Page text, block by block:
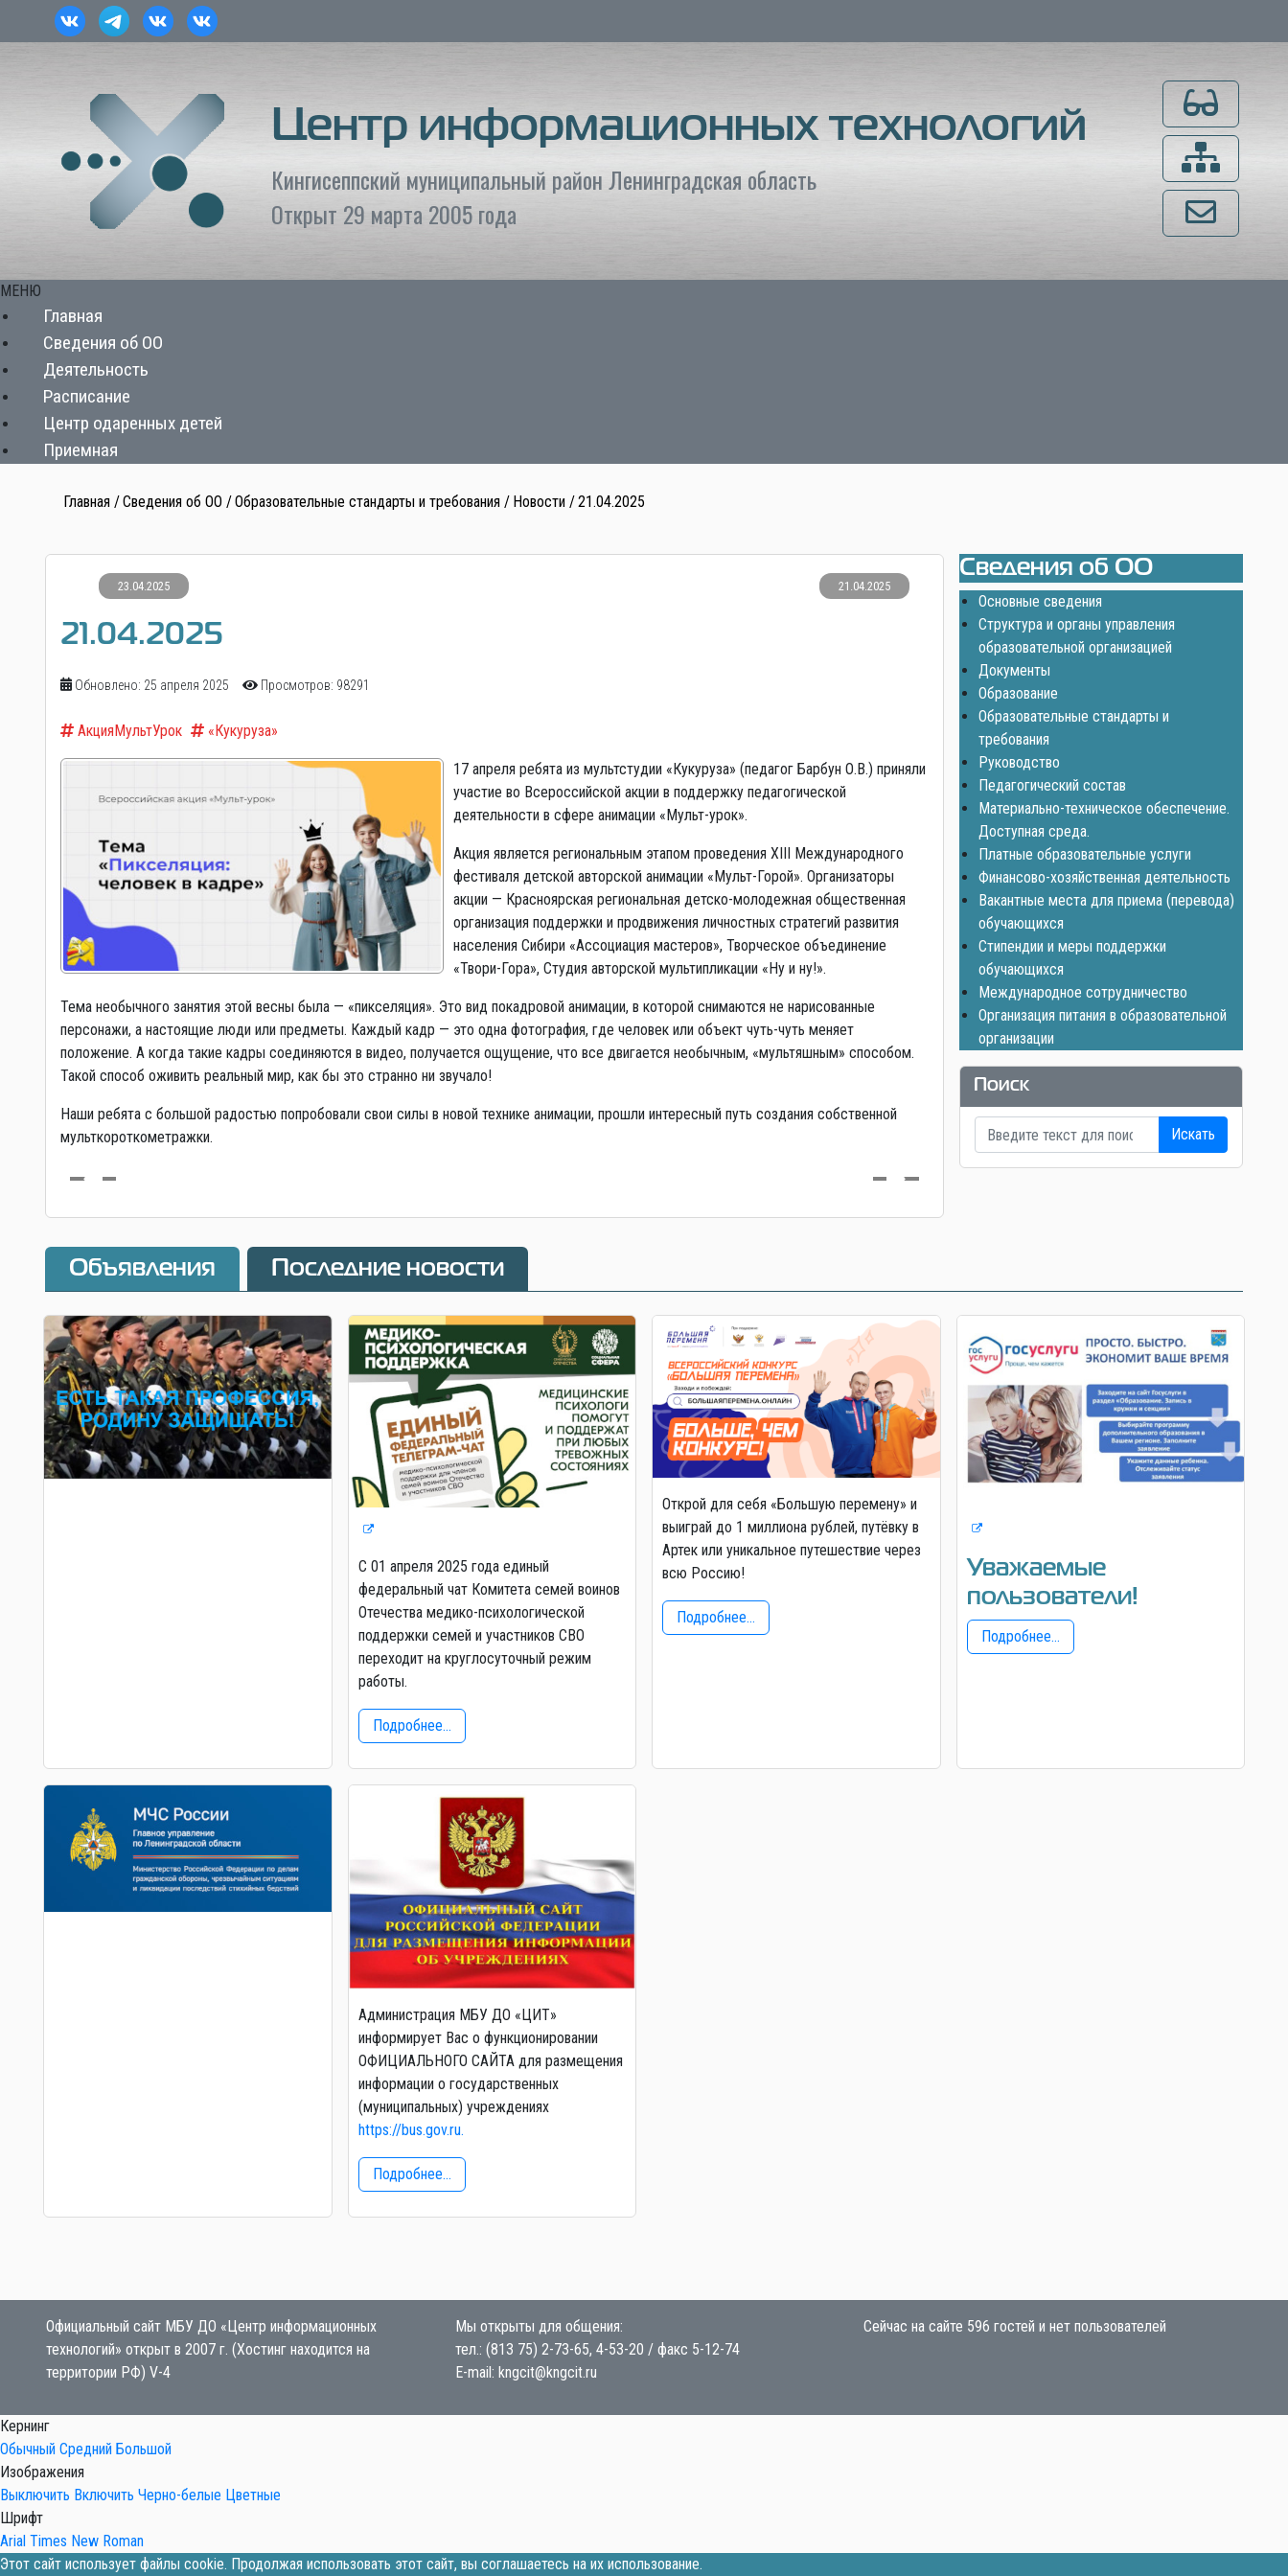
Центр информационных технологий
Кингисеппский муниципальный район Ленинградская область
Открыт 29 марта 2005 года
Для
Карта сайта
Напишите нам
МЕНЮ
Главная
Сведения об ОО
Деятельность
Расписание
Центр одаренных детей
Приемная
Главная Сведения об ОО Образовательные стандарты и требования Новости 21.04.2025
23.04.2025 21.04.2025
21.04.2025
Обновлено: 25 апреля 2025 Просмотров: 98291
АкцияМультУрок «Кукуруза»
17 апреля ребята из мультстудии «Кукуруза» (педагог Барбун О.В.) приняли
участие во Всероссийской акции в поддержку педагогической
деятельности в сфере анимации «Мульт-урок».
Акция является региональным этапом проведения XIII Международного
фестиваля детской авторской анимации «Мульт-Горой». Организаторы
акции — Красноярская региональная детско-молодежная общественная
организация поддержки и продвижения личностных стратегий развития
населения Сибири «Ассоциация мастеров», Творческое объединение
«Твори-Гора», Студия авторской мультипликации «Ну и ну!».
Тема необычного занятия этой весны была — «пикселяция». Это вид покадровой анимации, в которой снимаются не нарисованные
персонажи, а настоящие люди или предметы. Каждый кадр — это одна фотография, где человек или объект чуть-чуть меняет
положение. А когда такие кадры соединяются в видео, получается ощущение, что все двигается необычным, «мультяшным» способом.
Такой способ оживить реальный мир, как бы это странно ни звучало!
Наши ребята с большой радостью попробовали свои силы в новой технике анимации, прошли интересный путь создания собственной
мульткороткометражки.
Сведения об ОО
Основные сведения
Структура и органы управления
образовательной организацией
Документы
Образование
Образовательные стандарты и
требования
Руководство
Педагогический состав
Материально-техническое обеспечение.
Доступная среда.
Платные образовательные услуги
Финансово-хозяйственная деятельность
Вакантные места для приема (перевода)
обучающихся
Стипендии и меры поддержки
обучающихся
Международное сотрудничество
Организация питания в образовательной
организации
Поиск
Искать
Объявления Последние новости
С 01 апреля 2025 года единый
федеральный чат Комитета семей воинов
Отечества медико-психологической
поддержки семей и участников СВО
переходит на круглосуточный режим
работы.
Подробнее...
Открой для себя «Большую перемену» и
выиграй до 1 миллиона рублей, путёвку в
Артек или уникальное путешествие через
всю Россию!
Подробнее...
Уважаемые
пользователи!
Подробнее...
Администрация МБУ ДО «ЦИТ»
информирует Вас о функционировании
ОФИЦИАЛЬНОГО САЙТА для размещения
информации о государственных
(муниципальных) учреждениях
https://bus.gov.ru.
Подробнее...
Официальный сайт МБУ ДО «Центр информационных
технологий» открыт в 2007 г. (Хостинг находится на
территории РФ) V-4
Мы открыты для общения:
тел.: (813 75) 2-73-65, 4-53-20 / факс 5-12-74
E-mail: kngcit@kngcit.ru
Сейчас на сайте 596 гостей и нет пользователей
Кернинг
Обычный Средний Большой
Изображения
Выключить Включить Черно-белые Цветные
Шрифт
Arial Times New Roman
Этот сайт использует файлы cookie. Продолжая использовать этот сайт, вы соглашаетесь на их использование.